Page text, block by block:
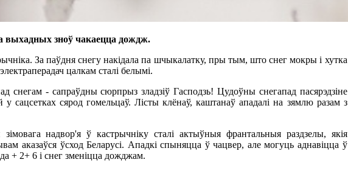
выхадных зноў чакаецца дождж.
За паўдня снегу накідала па шчыкалатку, пры тым, што снег мокры і хутка
цалкам сталі белымі.
снегам - сапраўдны сюрпрыз зладзіў Гасподзь! Цудоўны снегапад пасярэдзіне
сацсетках сярод гомельцаў. Лісты клёнаў, каштанаў ападалі на зямлю разам з
надвор'я ў кастрычніку сталі актыўныя франтальныя раздзелы, якія
аказаўся ўсход Беларусі. Ападкі спыняцца ў чацвер, але могуць аднавіцца ў
+ 2+ 6 і снег зменіцца дожджам.